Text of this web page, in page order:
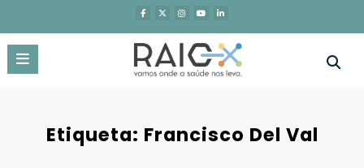
o
conteúdo
Etiqueta: Francisco Del Val